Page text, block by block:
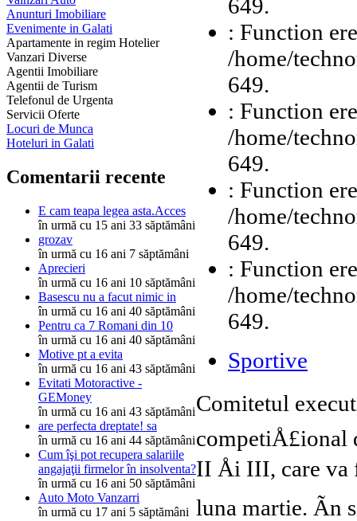
Anunturi Imobiliare
Evenimente in Galati
Apartamente in regim Hotelier
Vanzari Diverse
Agentii Imobiliare
Agentii de Turism
Telefonul de Urgenta
Servicii Oferte
Locuri de Munca
Hoteluri in Galati
Comentarii recente
E cam teapa legea asta.Acces
în urmă cu 15 ani 33 săptămâni
grozav
în urmă cu 16 ani 7 săptămâni
Aprecieri
în urmă cu 16 ani 10 săptămâni
Basescu nu a facut nimic in
în urmă cu 16 ani 40 săptămâni
Pentru ca 7 Romani din 10
în urmă cu 16 ani 40 săptămâni
Motive pt a evita
în urmă cu 16 ani 43 săptămâni
Evitati Motoractive -
GEMoney
în urmă cu 16 ani 43 săptămâni
are perfecta dreptate! sa
în urmă cu 16 ani 44 săptămâni
Cum îşi pot recupera salariile
angajaţii firmelor în insolventa?
în urmă cu 16 ani 50 săptămâni
Auto Moto Vanzarri
în urmă cu 17 ani 5 săptămâni
649.
: Function
/home/
649.
: Function
/home/
649.
: Function
/home/
649.
: Function
/home/
649.
Sportive
Comitetul
competiÅ£ional
II Åi III, care
luna martie. Ãn